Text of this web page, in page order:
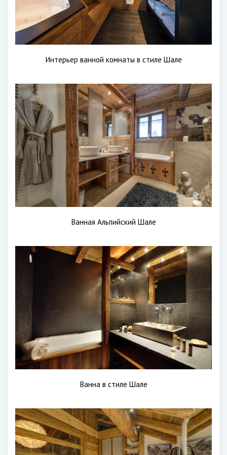
Интерьер ванной комнаты в стиле Шале
Ванная Альпийский Шале
Ванна в стиле Шале